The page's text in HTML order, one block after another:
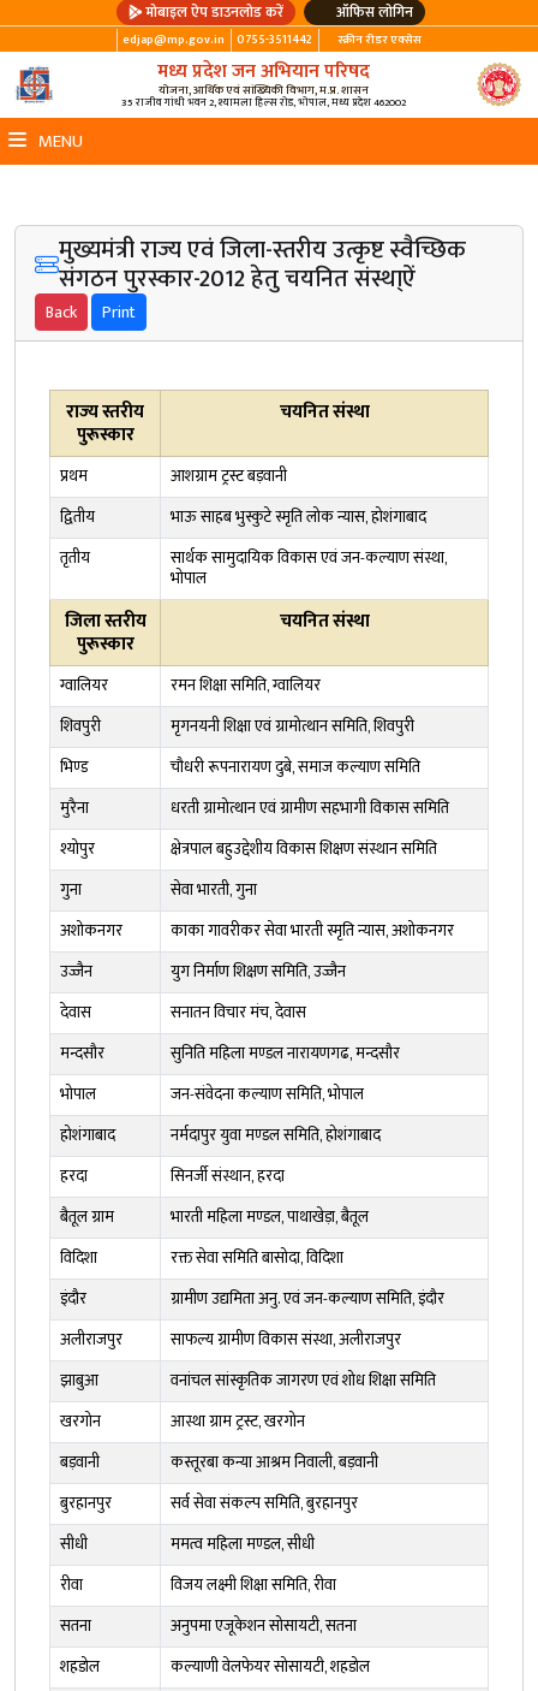
edjap@mp.gov.in 0755-3511442 स्क्रीन रीडर एक्सेस
मोबाइल ऐप डाउनलोड करें ऑफिस लोगिन
मध्य प्रदेश जन अभियान परिषद
योजना, आर्थिक एवं सांख्यिकी विभाग, म.प्र. शासन
35 राजीव गांधी भवन 2, श्यामला हिल्स रोड, भोपाल, मध्य प्रदेश 462002
MENU
मुख्यमंत्री राज्य एवं जिला-स्तरीय उत्कृष्ट स्वैच्छिक
संगठन पुरस्कार-2012 हेतु चयनित संस्था्ऐं
राज्‍य स्‍तरीय
पुरूस्‍कार
चयनित संस्था
प्रथम
आशग्राम ट्रस्ट बड़वानी
द्वितीय
भाऊ साहब भुस्कुटे स्मृति लोक न्यास, होशंगाबाद
तृतीय
सार्थक सामुदायिक विकास एवं जन-कल्याण संस्था,
भोपाल
जिला स्‍तरीय
पुरूस्‍कार
चयनित संस्था
ग्वालियर
रमन शिक्षा समिति, ग्वालियर
शिवपुरी
मृगनयनी शिक्षा एवं ग्रामोत्थान समिति, शिवपुरी
भिण्ड
चौधरी रूपनारायण दुबे, समाज कल्याण समिति
मुरैना
धरती ग्रामोत्थान एवं ग्रामीण सहभागी विकास समिति
श्योपुर
क्षेत्रपाल बहुउद्देशीय विकास शिक्षण संस्थान समिति
गुना
सेवा भारती, गुना
अशोकनगर
काका गावरीकर सेवा भारती स्मृति न्यास, अशोकनगर
उज्जैन
युग निर्माण शिक्षण समिति, उज्जैन
देवास
सनातन विचार मंच, देवास
मन्दसौर
सुनिति महिला मण्डल नारायणगढ, मन्दसौर
भोपाल
जन-संवेदना कल्याण समिति, भोपाल
होशंगाबाद
नर्मदापुर युवा मण्डल समिति, होशंगाबाद
हरदा
सिनर्जी संस्थान, हरदा
बैतूल ग्राम
भारती महिला मण्डल, पाथाखेड़ा, बैतूल
विदिशा
रक्त सेवा समिति बासोदा, विदिशा
इंदौर
ग्रामीण उद्यमिता अनु. एवं जन-कल्याण समिति, इंदौर
अलीराजपुर
साफल्य ग्रामीण विकास संस्था, अलीराजपुर
झाबुआ
वनांचल सांस्कृतिक जागरण एवं शोध शिक्षा समिति
खरगोन
आस्था ग्राम ट्रस्ट, खरगोन
बड़वानी
कस्तूरबा कन्या आश्रम निवाली, बड़वानी
बुरहानपुर
सर्व सेवा संकल्प समिति, बुरहानपुर
सीधी
ममत्व महिला मण्डल, सीधी
रीवा
विजय लक्ष्मी शिक्षा समिति, रीवा
सतना
अनुपमा एजूकेशन सोसायटी, सतना
शहडोल
कल्याणी वेलफेयर सोसायटी, शहडोल